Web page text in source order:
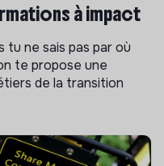
à impact
ne sais pas par où
te propose une
de la transition